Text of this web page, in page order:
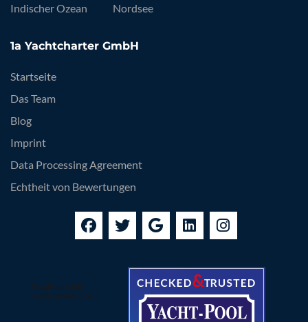
Indischer Ozean
Nordsee
1a Yachtcharter GmbH
Startseite
Das Team
Blog
Imprint
Data Processing Agreement
Echtheit von Bewertungen